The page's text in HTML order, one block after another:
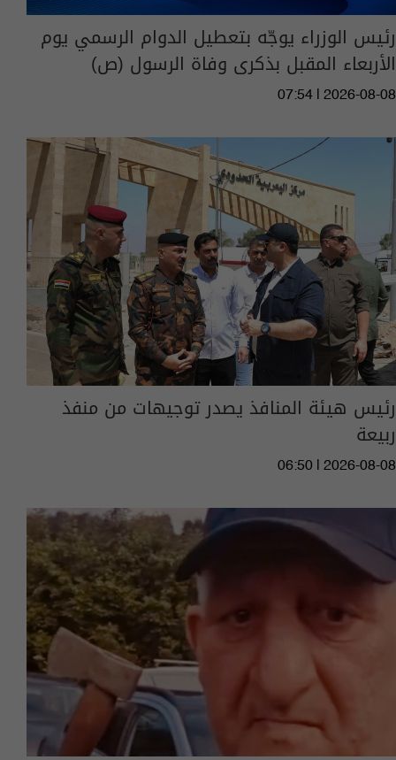
رئيس الوزراء يوجّه بتعطيل الدوام الرسمي يوم
الأربعاء المقبل بذكرى وفاة الرسول (ص)
07:54 | 2026-08-08
رئيس هيئة المنافذ يصدر توجيهات من منفذ
ربيعة
06:50 | 2026-08-08